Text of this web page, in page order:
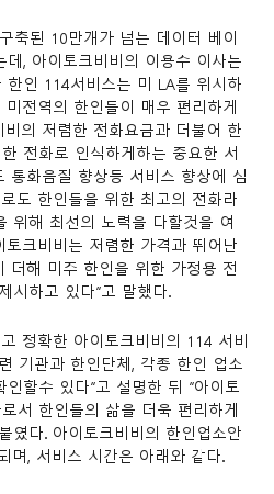
축된 10만개가 넘는 데이터 베이
, 아이토크비비의 이용수 이사는
한인 114서비스는 미 LA를 위시하
전역의 한인들이 매우 편리하게
의 저렴한 전화요금과 더불어 한
전화로 인식하게하는 중요한 서
통화음질 향상등 서비스 향상에 심
도 한인들을 위한 최고의 전화라
위해 최선의 노력을 다할것을 여
토크비비는 저렴한 가격과 뛰어난
더해 미주 한인을 위한 가정용 전
시하고 있다”고 말했다.
정확한 아이토크비비의 114 서비
기관과 한인단체, 각종 한인 업소
할수 있다”고 설명한 뒤 “아이토
서 한인들의 삶을 더욱 편리하게
였다. 아이토크비비의 한인업소안
며, 서비스 시간은 아래와 같다.